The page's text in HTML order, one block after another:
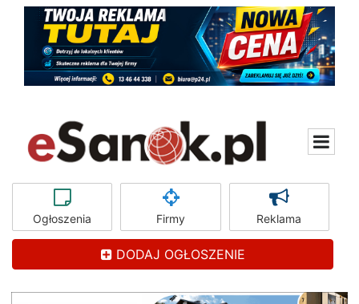
Ogłoszenia Firmy Reklama
DODAJ OGŁOSZENIE